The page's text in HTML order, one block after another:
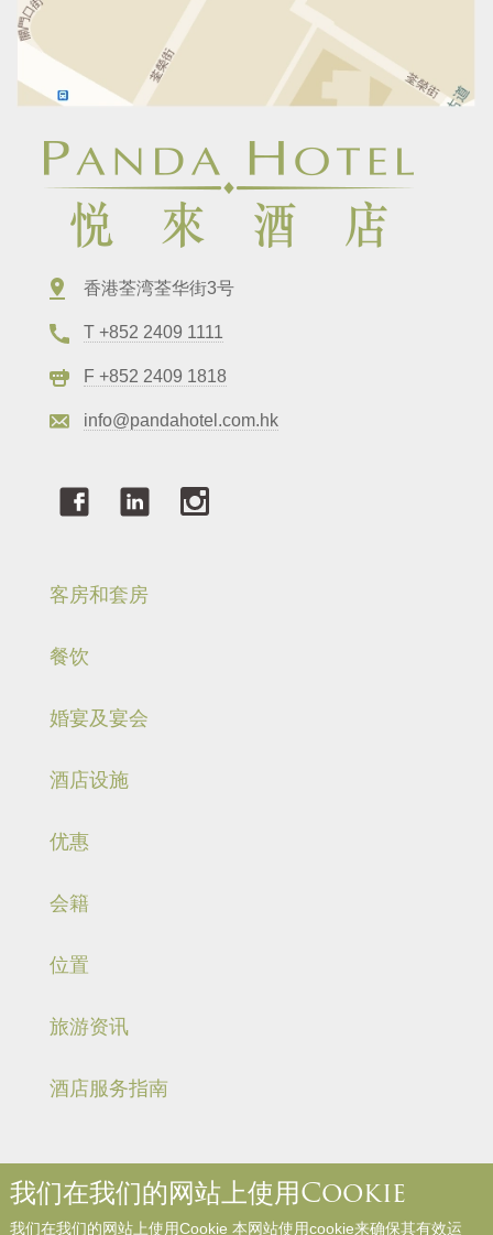
香港荃湾荃华街3号
T +852 2409 1111
F +852 2409 1818
info@pandahotel.com.hk
客房和套房
餐饮
婚宴及宴会
酒店设施
优惠
会籍
位置
旅游资讯
酒店服务指南
我们在我们的网站上使用Cookie
我们在我们的网站上使用Cookie 本网站使用cookie来确保其有效运